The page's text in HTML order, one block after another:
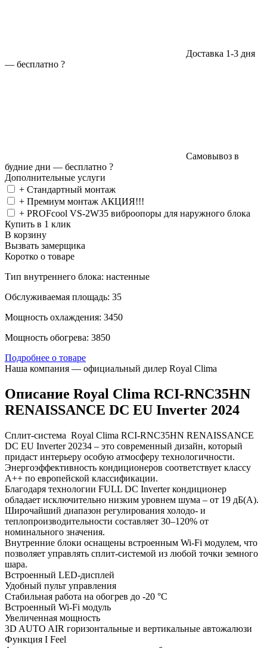
Доставка 1-3 дня
— бесплатно ?
Самовывоз в
будние дни — бесплатно ?
Дополнительные услуги
+ Стандартный монтаж
+ Премиум монтаж АКЦИЯ!!!
+ PROFcool VS-2W35 виброопоры для наружного блока
Купить в 1 клик
В корзину
Вызвать замерщика
Коротко о товаре
Тип внутреннего блока: настенные
Обслуживаемая площадь: 35
Мощность охлаждения: 3450
Мощность обогрева: 3850
Подробнее о товаре
Наша компания — официальный дилер Royal Clima
Описание Royal Clima RCI-RNС35HN
RENAISSANCE DC EU Inverter 2024
Сплит-система Royal Clima RCI-RNС35HN RENAISSANCE
DC EU Inverter 20234 – это современный дизайн, который
придаст интерьеру особую атмосферу технологичности.
Энергоэффективность кондиционеров соответствует классу
А++ по европейской классификации.
Благодаря технологии FULL DC Inverter кондиционер
обладает исключительно низким уровнем шума – от 19 дБ(А).
Широчайший диапазон регулирования холодо- и
теплопроизводительности составляет 30–120% от
номинального значения.
Внутренние блоки оснащены встроенным Wi-Fi модулем, что
позволяет управлять сплит-системой из любой точки земного
шара.
Встроенный LED-дисплей
Удобный пульт управления
Стабильная работа на обогрев до -20 °С
Встроенный Wi-Fi модуль
Увеличенная мощность
3D AUTO AIR горизонтальные и вертикальные автожалюзи
Функция I Feel